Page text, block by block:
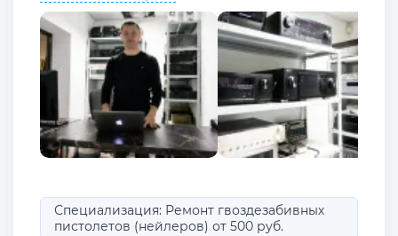
Специализация: Ремонт гвоздезабивных
пистолетов (нейлеров) от 500 руб.